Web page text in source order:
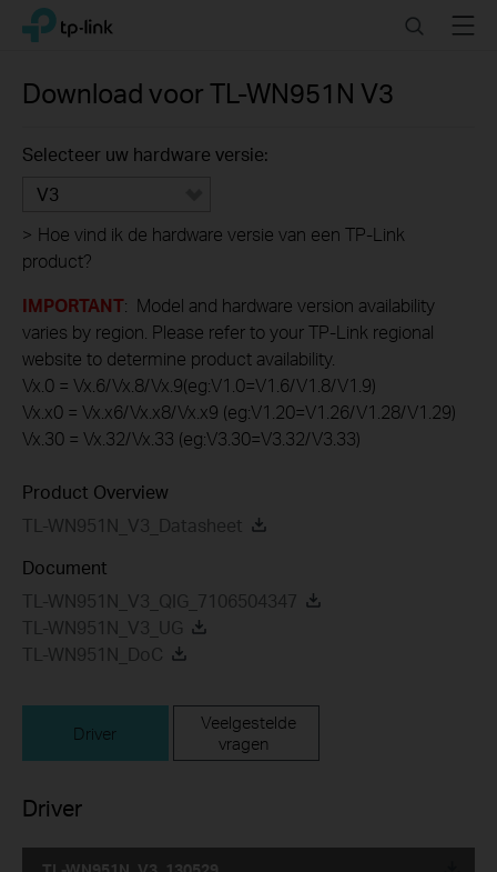
Click
navigation
TP-Link, Reliably Smart SearchMenu
Download voorTL-WN951N V3
Selecteer uw hardware versie:
V3
> Hoe vind ik de hardware versie van een TP-Link
product?
IMPORTANT: Model and hardware version availability
varies by region. Please refer to your TP-Link regional
website to determine product availability.
Vx.0 = Vx.6/Vx.8/Vx.9(eg:V1.0=V1.6/V1.8/V1.9)
Vx.x0 = Vx.x6/Vx.x8/Vx.x9 (eg:V1.20=V1.26/V1.28/V1.29)
Vx.30 = Vx.32/Vx.33 (eg:V3.30=V3.32/V3.33)
Product Overview
TL-WN951N_V3_Datasheet
Document
TL-WN951N_V3_QIG_7106504347
TL-WN951N_V3_UG
TL-WN951N_DoC
Driver
Veelgestelde
vragen
Driver